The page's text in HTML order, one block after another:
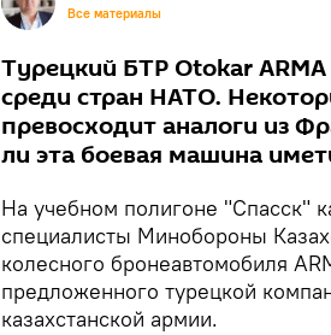
Все материалы
Турецкий БТР Otokar
среди стран НАТО.
превосходит аналоги из
ли эта боевая машина
На учебном полигоне "Спасск"
специалисты Минобороны
колесного бронеавтомобиля
предложенного турецкой
казахстанской армии.